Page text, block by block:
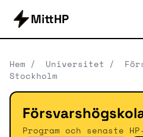
MittHP
Hem / Universitet /
Stockholm
Program och senaste